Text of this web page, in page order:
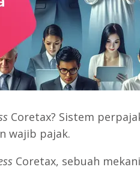
Coretax? Sistem
wajib pajak.
Coretax, sebuah